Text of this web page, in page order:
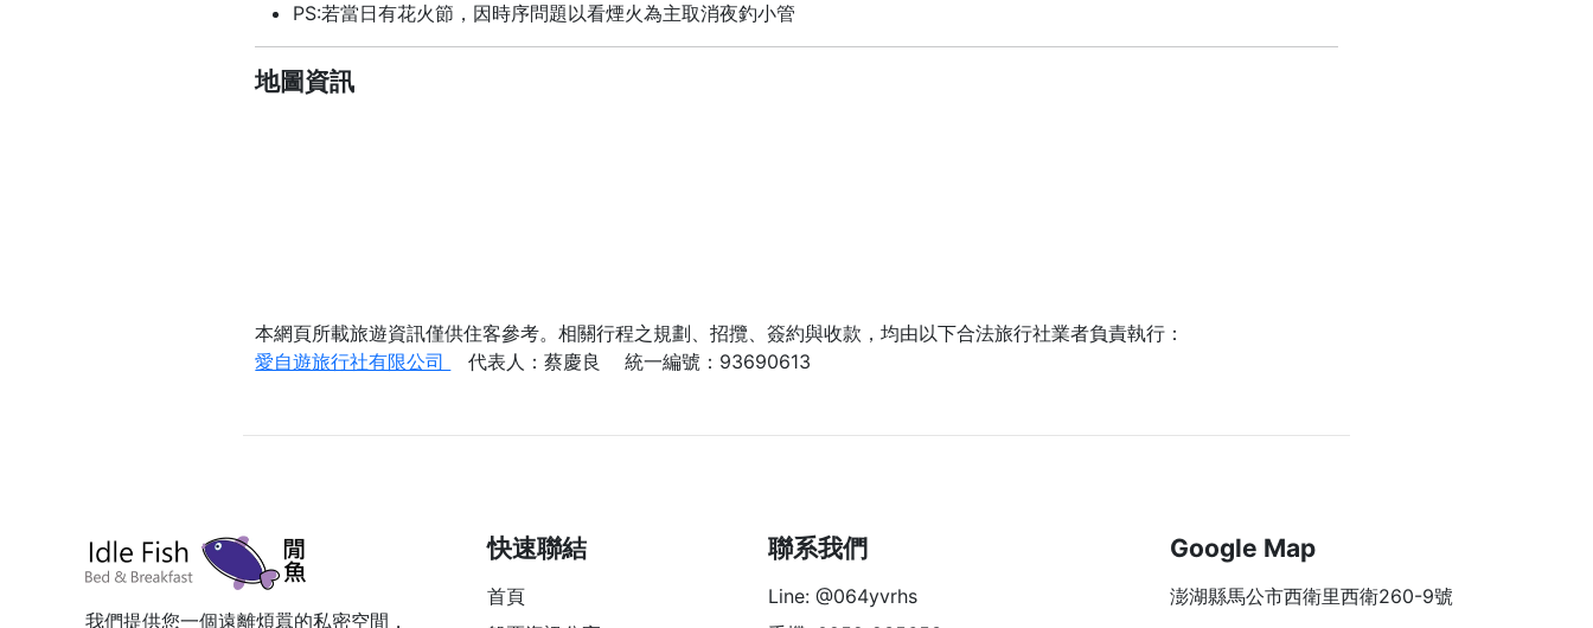
PS:若當日有花火節，因時序問題以看煙火為主取消夜釣小管
地圖資訊
本網頁所載旅遊資訊僅供住客參考。相關行程之規劃、招攬、簽約與收款，均由以下合法旅行社業者負責執行：
愛自遊旅行社有限公司
代表人：蔡慶良 統一編號：93690613
我們提供您一個遠離煩囂的私密空間，
快速聯結
首頁
聯系我們
Line: @064yvrhs
Google Map
澎湖縣馬公市西衛里西衛260-9號